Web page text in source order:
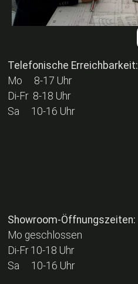
Showroom-Öffnungszeiten:
Mo geschlossen
Di-Fr 10-18 Uhr
Sa 10-16 Uhr
Telefonische Erreichbarkeit:
Mo 8-17 Uhr
Di-Fr 8-18 Uhr
Sa 10-16 Uhr